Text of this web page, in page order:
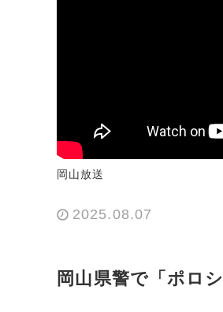
岡山放送
2025.08.07
岡山県警で「ポロ